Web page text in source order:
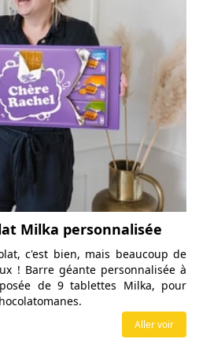
Milka personnalisée
c'est bien, mais beaucoup de
! Barre géante personnalisée à
de 9 tablettes Milka, pour
Aller voir